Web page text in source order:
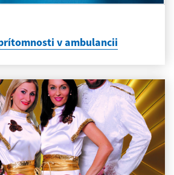
v ambulancii